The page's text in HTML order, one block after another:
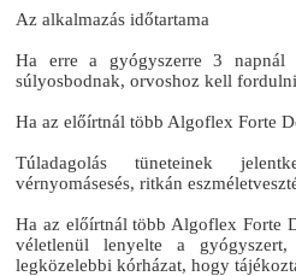
Az alkalmazás időtartama
Ha erre a gyógyszerre 3
súlyosbodnak, orvoshoz kell
Ha az előírtnál több Algoflex Forte
Túladagolás tüneteinek
vérnyomásesés, ritkán
Ha az előírtnál több Algoflex Forte
véletlenül lenyelte a
legközelebbi kórházat, hogy